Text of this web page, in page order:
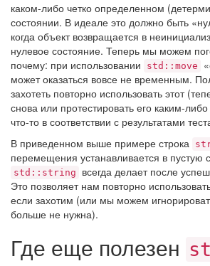
каком-либо четко определенном
состоянии. В идеале это должно быть
когда объект возвращается в
нулевое состояние. Теперь мы можем
почему: при использовании
std::move
может оказаться вовсе не временным.
захотеть повторно использовать этот
снова или протестировать его каким-
что-то в соответствии с результатами
В приведенном выше примере строка
перемещения устанавливается в пустую
std::string
всегда делает после
Это позволяет нам повторно
если захотим (или мы можем
больше не нужна).
Где еще полезен